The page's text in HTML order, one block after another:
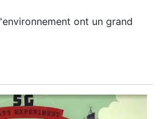
ont un grand